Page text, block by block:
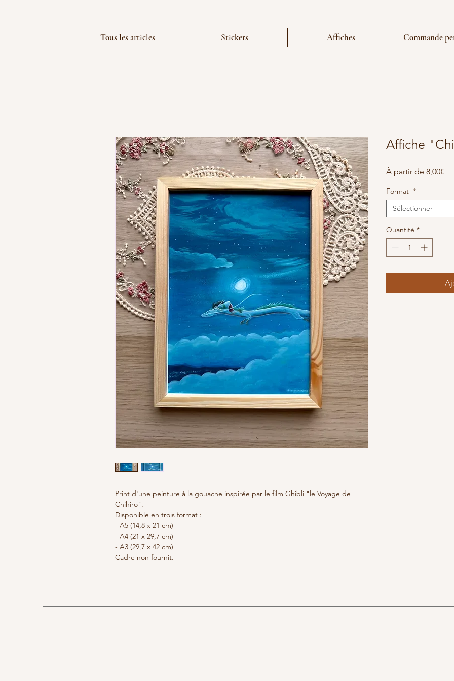
Tous les articles Stickers Affiches Commande
Print d'une peinture à la gouache inspirée par le film Ghibli "le Voyage de
Chihiro".
Disponible en trois format :
- A5 (14,8 x 21 cm)
- A4 (21 x 29,7 cm)
- A3 (29,7 x 42 cm)
Cadre non fournit.
Affiche
À partir de 8,00€
Format *
Sélectionner
Quantité *